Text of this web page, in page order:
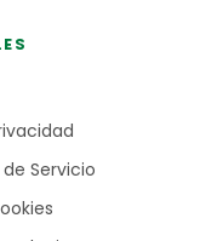
Servicio